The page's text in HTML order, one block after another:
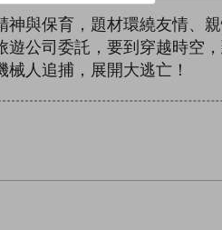
與保育，題材環繞友情、
公司委託，要到穿越時空
人追捕，展開大逃亡！